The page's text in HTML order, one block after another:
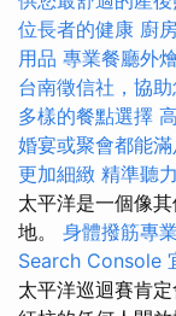
位長者的健康 廚
用品 專業餐廳外
台南徵信社，協
多樣的餐點選擇
婚宴或聚會都能
更加細緻 精準聽
太平洋是一個像
地。 身體撥筋專
Search Console
太平洋巡迴賽肯